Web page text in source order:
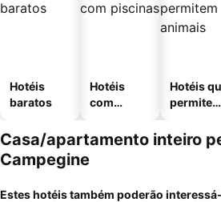
Hotéis
baratos
Hotéis
com
Hotéis
permitem
Casa/apartamento inteiro
Campegine
Estes hotéis também poderão